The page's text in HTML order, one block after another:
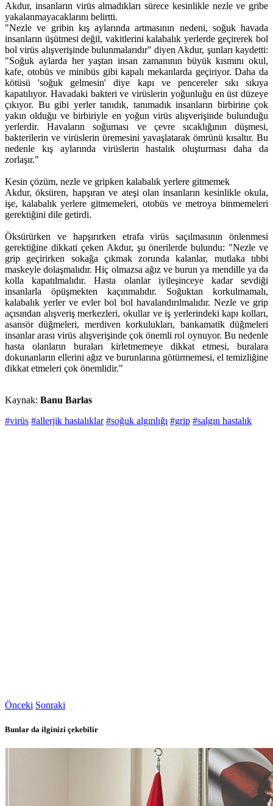
Akdur, insanların virüs almadıkları sürece kesinlikle nezle ve gribe
yakalanmayacaklarını belirtti.
"Nezle ve gribin kış aylarında artmasının nedeni, soğuk havada
insanların üşütmesi değil, vakitlerini kalabalık yerlerde geçirerek bol
bol virüs alışverişinde bulunmalarıdır" diyen Akdur, şunları kaydetti:
"Soğuk aylarda her yaştan insan zamanının büyük kısmını okul,
kafe, otobüs ve minibüs gibi kapalı mekanlarda geçiriyor. Daha da
kötüsü 'soğuk gelmesin' diye kapı ve pencereler sıkı sıkıya
kapatılıyor. Havadaki bakteri ve virüslerin yoğunluğu en üst düzeye
çıkıyor. Bu gibi yerler tanıdık, tanımadık insanların birbirine çok
yakın olduğu ve birbiriyle en yoğun virüs alışverişinde bulunduğu
yerlerdir. Havaların soğuması ve çevre sıcaklığının düşmesi,
bakterilerin ve virüslerin üremesini yavaşlatarak ömrünü kısaltır. Bu
nedenle kış aylarında virüslerin hastalık oluşturması daha da
zorlaşır."
Kesin çözüm, nezle ve gripken kalabalık yerlere gitmemek
Akdur, öksüren, hapşıran ve ateşi olan insanların kesinlikle okula,
işe, kalabalık yerlere gitmemeleri, otobüs ve metroya binmemeleri
gerektiğini dile getirdi.
Öksürürken ve hapşırırken etrafa virüs saçılmasının önlenmesi
gerektiğine dikkati çeken Akdur, şu önerilerde bulundu: "Nezle ve
grip geçirirken sokağa çıkmak zorunda kalanlar, mutlaka tıbbi
maskeyle dolaşmalıdır. Hiç olmazsa ağız ve burun ya mendille ya da
kolla kapatılmalıdır. Hasta olanlar iyileşinceye kadar sevdiği
insanlarla öpüşmekten kaçınmalıdır. Soğuktan korkulmamalı,
kalabalık yerler ve evler bol bol havalandırılmalıdır. Nezle ve grip
açısından alışveriş merkezleri, okullar ve iş yerlerindeki kapı kolları,
asansör düğmeleri, merdiven korkulukları, bankamatik düğmeleri
insanlar arası virüs alışverişinde çok önemli rol oynuyor. Bu nedenle
hasta olanların buraları kirletmemeye dikkat etmesi, buralara
dokunanların ellerini ağız ve burunlarına götürmemesi, el temizliğine
dikkat etmeleri çok önemlidir."
Kaynak: Banu Barlas
#virüs #allerjik hastalıklar #soğuk algınlığı #grip #salgın hastalık
Önceki Sonraki
Bunlar da ilginizi çekebilir